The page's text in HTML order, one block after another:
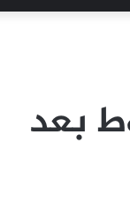
بعد